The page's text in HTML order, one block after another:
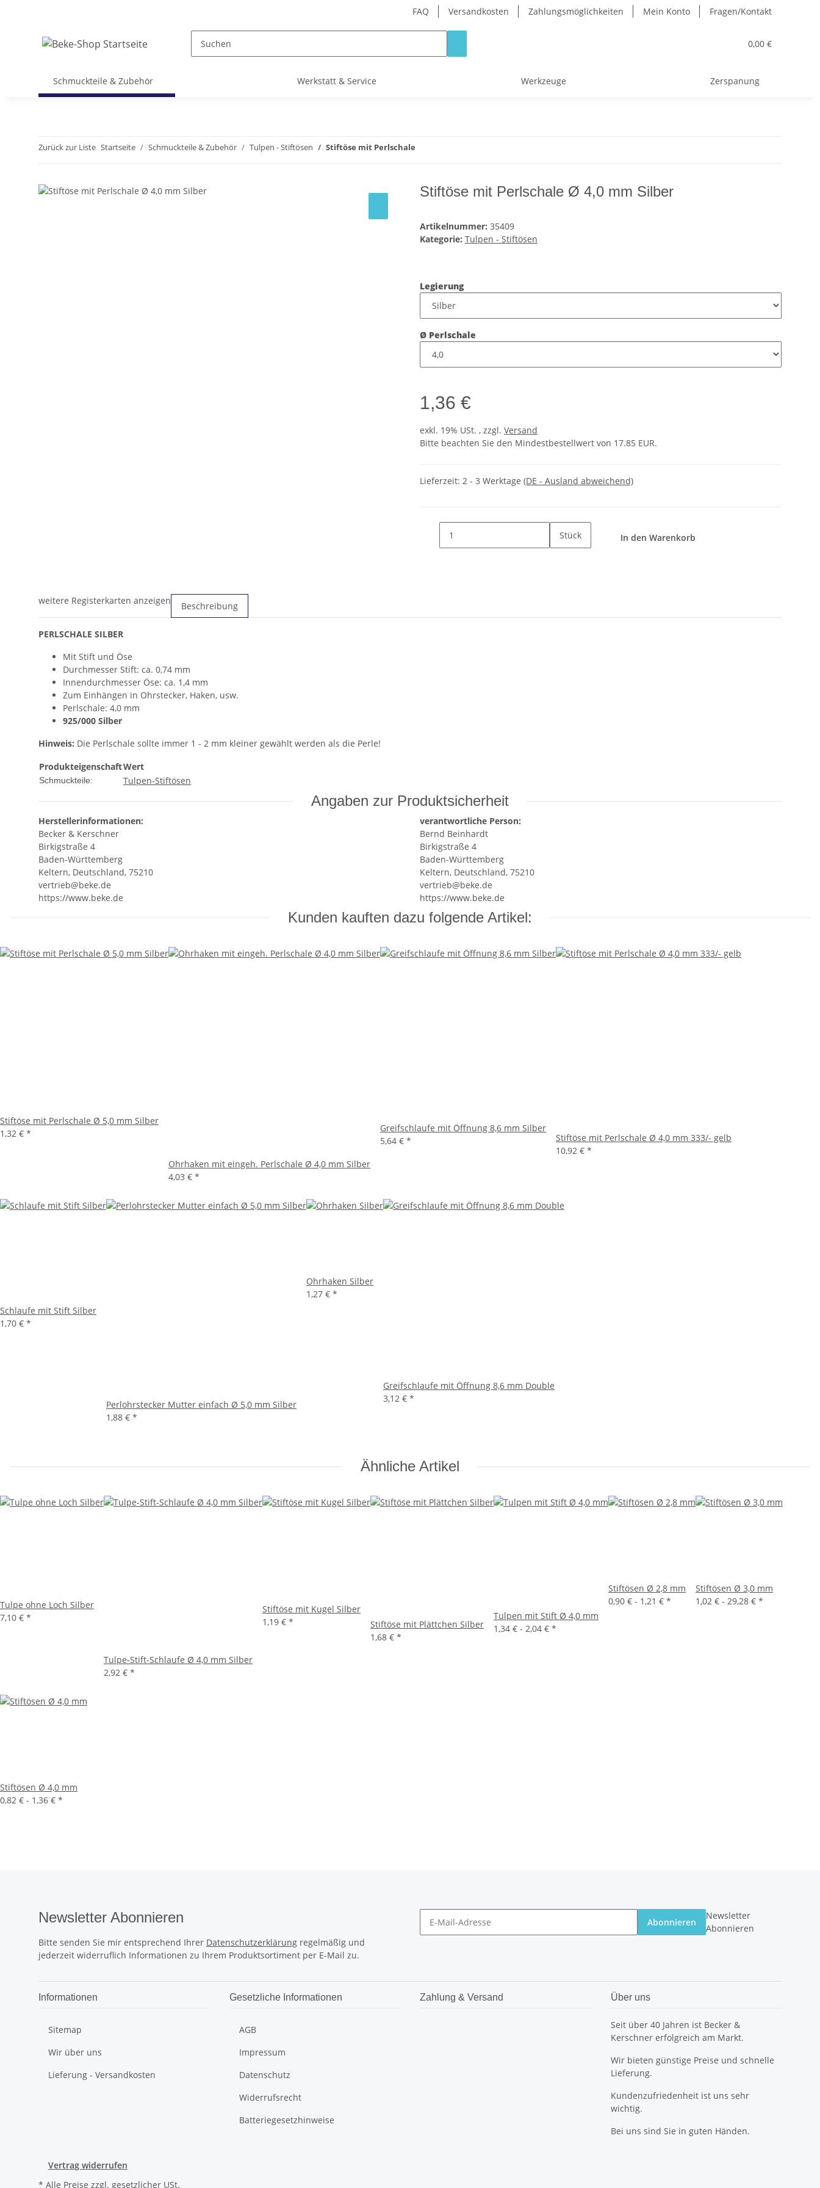
FAQ Versandkosten Zahlungsmöglichkeiten Mein Konto Fragen/Kontakt
0,00 €
Schmuckteile & Zubehör Werkstatt & Service Werkzeuge Zerspanung
Zurück zur Liste Startseite Schmuckteile & Zubehör Tulpen - Stiftösen Stiftöse mit Perlschale
Stiftöse mit Perlschale Ø 4,0 mm Silber
Artikelnummer: 35409
Kategorie: Tulpen - Stiftösen
Legierung
Ø Perlschale
1,36 €
exkl. 19% USt. , zzgl. Versand
Bitte beachten Sie den Mindestbestellwert von 17.85 EUR.
Lieferzeit: 2 - 3 Werktage (DE - Ausland abweichend)
Stück In den Warenkorb
weitere Registerkarten anzeigen Beschreibung
PERLSCHALE SILBER
Mit Stift und Öse
Durchmesser Stift: ca. 0,74 mm
Innendurchmesser Öse: ca. 1,4 mm
Zum Einhängen in Ohrstecker, Haken, usw.
Perlschale: 4,0 mm
925/000 Silber
Hinweis: Die Perlschale sollte immer 1 - 2 mm kleiner gewählt werden als die Perle!
ProdukteigenschaftWert
Schmuckteile: Tulpen-Stiftösen
Angaben zur Produktsicherheit
Herstellerinformationen:
Becker & Kerschner
Birkigstraße 4
Baden-Württemberg
Keltern, Deutschland, 75210
vertrieb@beke.de
https://www.beke.de
verantwortliche Person:
Bernd Beinhardt
Birkigstraße 4
Baden-Württemberg
Keltern, Deutschland, 75210
vertrieb@beke.de
https://www.beke.de
Kunden kauften dazu folgende Artikel:
Stiftöse mit Perlschale Ø 5,0 mm Silber
1,32 € *
Ohrhaken mit eingeh. Perlschale Ø 4,0 mm Silber
4,03 € *
Greifschlaufe mit Öffnung 8,6 mm Silber
5,64 € *
Stiftöse mit Perlschale Ø 4,0 mm 333/- gelb
10,92 € *
Schlaufe mit Stift Silber
1,70 € *
Perlohrstecker Mutter einfach Ø 5,0 mm Silber
1,88 € *
Ohrhaken Silber
1,27 € *
Greifschlaufe mit Öffnung 8,6 mm Double
3,12 € *
Ähnliche Artikel
Tulpe ohne Loch Silber
7,10 € *
Tulpe-Stift-Schlaufe Ø 4,0 mm Silber
2,92 € *
Stiftöse mit Kugel Silber
1,19 € *
Stiftöse mit Plättchen Silber
1,68 € *
Tulpen mit Stift Ø 4,0 mm
1,34 € - 2,04 € *
Stiftösen Ø 2,8 mm
0,90 € - 1,21 € *
Stiftösen Ø 3,0 mm
1,02 € - 29,28 € *
Stiftösen Ø 4,0 mm
0,82 € - 1,36 € *
Newsletter Abonnieren
Bitte senden Sie mir entsprechend Ihrer Datenschutzerklärung regelmäßig und
jederzeit widerruflich Informationen zu Ihrem Produktsortiment per E-Mail zu.
Abonnieren
Newsletter
Abonnieren
Informationen
Sitemap
Wir über uns
Lieferung - Versandkosten
Gesetzliche Informationen
AGB
Impressum
Datenschutz
Widerrufsrecht
Batteriegesetzhinweise
Zahlung & Versand Über uns
Seit über 40 Jahren ist Becker &
Kerschner erfolgreich am Markt.
Wir bieten günstige Preise und schnelle
Lieferung.
Kundenzufriedenheit ist uns sehr
wichtig.
Bei uns sind Sie in guten Händen.
Vertrag widerrufen
* Alle Preise zzgl. gesetzlicher USt.